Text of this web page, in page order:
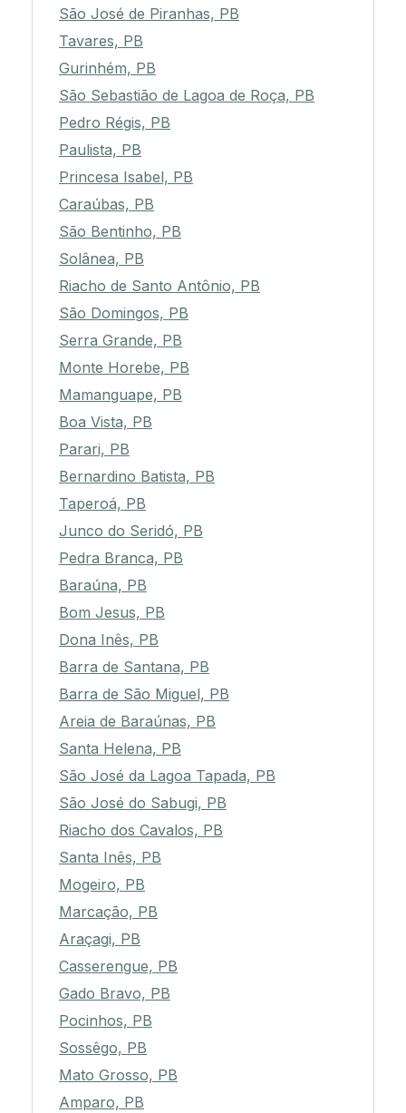
São José de Piranhas, PB
Tavares, PB
Gurinhém, PB
São Sebastião de Lagoa de Roça, PB
Pedro Régis, PB
Paulista, PB
Princesa Isabel, PB
Caraúbas, PB
São Bentinho, PB
Solânea, PB
Riacho de Santo Antônio, PB
São Domingos, PB
Serra Grande, PB
Monte Horebe, PB
Mamanguape, PB
Boa Vista, PB
Parari, PB
Bernardino Batista, PB
Taperoá, PB
Junco do Seridó, PB
Pedra Branca, PB
Baraúna, PB
Bom Jesus, PB
Dona Inês, PB
Barra de Santana, PB
Barra de São Miguel, PB
Areia de Baraúnas, PB
Santa Helena, PB
São José da Lagoa Tapada, PB
São José do Sabugi, PB
Riacho dos Cavalos, PB
Santa Inês, PB
Mogeiro, PB
Marcação, PB
Araçagi, PB
Casserengue, PB
Gado Bravo, PB
Pocinhos, PB
Sossêgo, PB
Mato Grosso, PB
Amparo, PB